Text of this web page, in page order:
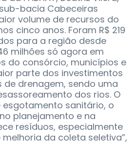
bacia Cabeceiras
volume de recursos do
cinco anos. Foram R$ 219
para a região desde
milhões só agora em
do consórcio, municípios e
parte dos investimentos
drenagem, sendo uma
dos rios. O
sanitário, o
planejamento e na
resíduos, especialmente
da coleta seletiva”,